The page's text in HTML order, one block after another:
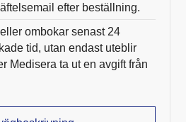
efter beställning.
ombokar senast 24
tid, utan endast uteblir
Medisera ta ut en avgift från